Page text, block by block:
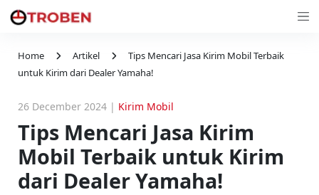
Home Artikel
Tips Mencari Jasa Kirim Mobil Terbaik
untuk Kirim dari Dealer Yamaha!
26 December 2024 | Kirim Mobil
Tips Mencari Jasa Kirim
Mobil Terbaik untuk Kirim
dari Dealer Yamaha!